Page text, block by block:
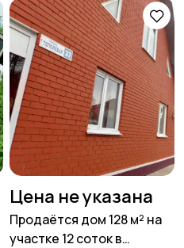
Цена не указана
Продаётся дом 128 м² на
участке 12 соток в